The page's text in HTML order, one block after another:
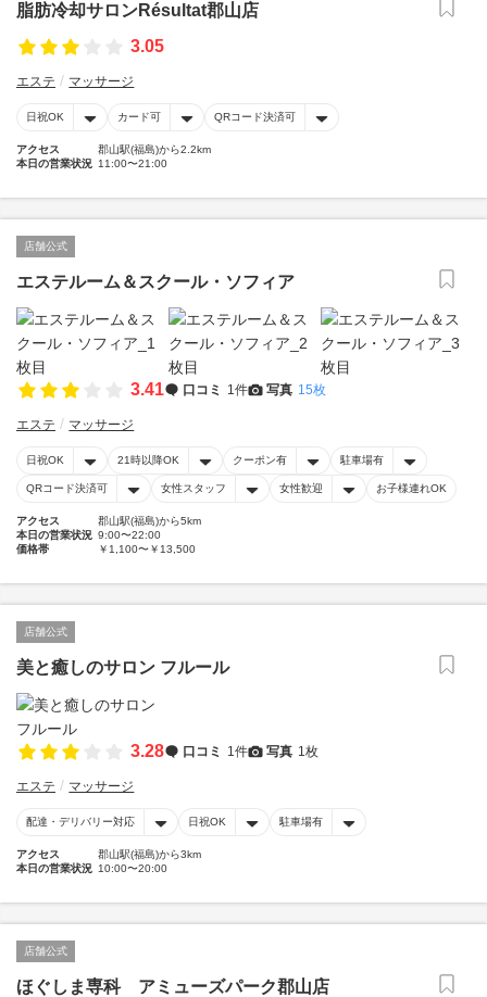
脂肪冷却サロンRésultat郡山店
3.05
エステ マッサージ
日祝OK カード可 QRコード決済可
アクセス
郡山駅(福島)から2.2km
本日の営業状況 11:00〜21:00
店舗公式
エステルーム＆スクール・ソフィア
3.41 口コミ 1件 写真 15枚
エステ マッサージ
日祝OK 21時以降OK クーポン有 駐車場有
QRコード決済可 女性スタッフ 女性歓迎 お子様連れOK
アクセス
郡山駅(福島)から5km
本日の営業状況 9:00〜22:00
価格帯
￥1,100〜￥13,500
店舗公式
美と癒しのサロン フルール
3.28 口コミ 1件 写真 1枚
エステ マッサージ
配達・デリバリー対応 日祝OK 駐車場有
アクセス
郡山駅(福島)から3km
本日の営業状況 10:00〜20:00
店舗公式
ほぐしま専科 アミューズパーク郡山店